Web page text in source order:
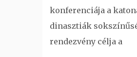
konferenciája a
dinasztiák
rendezvény célja a